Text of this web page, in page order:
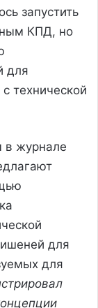
запустить
КПД, но
для
технической
в журнале
для
для